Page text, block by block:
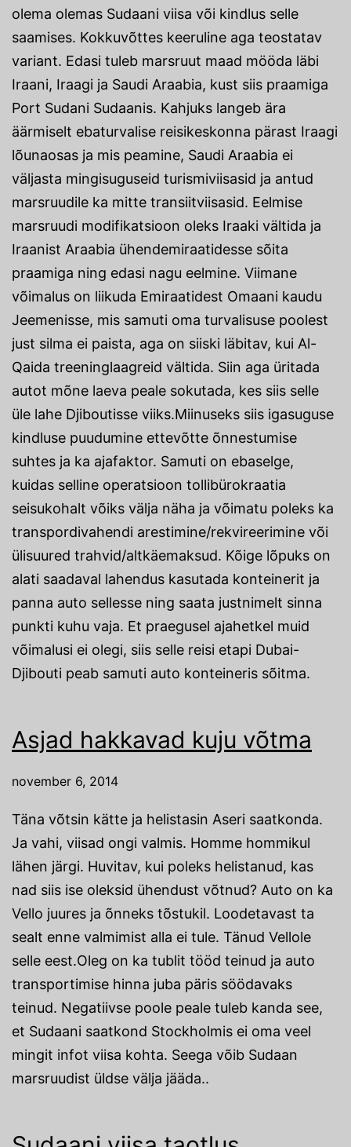
olema olemas Sudaani viisa või kindlus selle
saamises. Kokkuvõttes keeruline aga teostatav
variant. Edasi tuleb marsruut maad mööda läbi
Iraani, Iraagi ja Saudi Araabia, kust siis praamiga
Port Sudani Sudaanis. Kahjuks langeb ära
äärmiselt ebaturvalise reisikeskonna pärast Iraagi
lõunaosas ja mis peamine, Saudi Araabia ei
väljasta mingisuguseid turismiviisasid ja antud
marsruudile ka mitte transiitviisasid. Eelmise
marsruudi modifikatsioon oleks Iraaki vältida ja
Iraanist Araabia ühendemiraatidesse sõita
praamiga ning edasi nagu eelmine. Viimane
võimalus on liikuda Emiraatidest Omaani kaudu
Jeemenisse, mis samuti oma turvalisuse poolest
just silma ei paista, aga on siiski läbitav, kui Al-
Qaida treeninglaagreid vältida. Siin aga üritada
autot mõne laeva peale sokutada, kes siis selle
üle lahe Djiboutisse viiks.Miinuseks siis igasuguse
kindluse puudumine ettevõtte õnnestumise
suhtes ja ka ajafaktor. Samuti on ebaselge,
kuidas selline operatsioon tollibürokraatia
seisukohalt võiks välja näha ja võimatu poleks ka
transpordivahendi arestimine/rekvireerimine või
ülisuured trahvid/altkäemaksud. Kõige lõpuks on
alati saadaval lahendus kasutada konteinerit ja
panna auto sellesse ning saata justnimelt sinna
punkti kuhu vaja. Et praegusel ajahetkel muid
võimalusi ei olegi, siis selle reisi etapi Dubai-
Djibouti peab samuti auto konteineris sõitma.
Asjad hakkavad kuju võtma
november 6, 2014
Täna võtsin kätte ja helistasin Aseri saatkonda.
Ja vahi, viisad ongi valmis. Homme hommikul
lähen järgi. Huvitav, kui poleks helistanud, kas
nad siis ise oleksid ühendust võtnud? Auto on ka
Vello juures ja õnneks tõstukil. Loodetavast ta
sealt enne valmimist alla ei tule. Tänud Vellole
selle eest.Oleg on ka tublit tööd teinud ja auto
transportimise hinna juba päris söödavaks
teinud. Negatiivse poole peale tuleb kanda see,
et Sudaani saatkond Stockholmis ei oma veel
mingit infot viisa kohta. Seega võib Sudaan
marsruudist üldse välja jääda..